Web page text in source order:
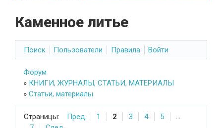
Каменное литье
Поиск Пользователи Правила Войти
Форум
» КНИГИ, ЖУРНАЛЫ, СТАТЬИ, МАТЕРИАЛЫ
» Статьи, материалы
Страницы: Пред. 1 2 3 4 5
...